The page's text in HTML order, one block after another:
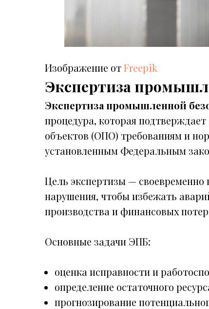
Изображение отFreepik
Экспертиза
Экспертиза промышленной
процедура, которая
объектов (ОПО) требованиям и
установленным Федеральным
Цель экспертизы —
нарушения, чтобы избежать
производства и финансовых
Основные задачи ЭПБ:
оценка исправности и
определение остаточного
прогнозирование